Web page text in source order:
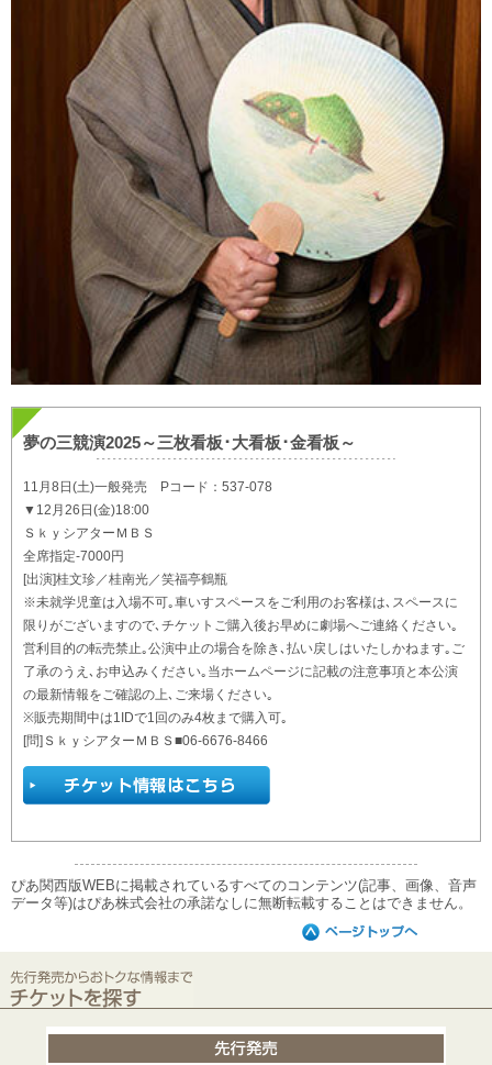
夢の三競演2025～三枚看板･大看板･金看板～
11月8日(土)一般発売 Pコード：537-078
▼12月26日(金)18:00
ＳｋｙシアターＭＢＳ
全席指定-7000円
[出演]桂文珍／桂南光／笑福亭鶴瓶
※未就学児童は入場不可｡車いすスペースをご利用のお客様は､スペースに
限りがございますので､チケットご購入後お早めに劇場へご連絡ください｡
営利目的の転売禁止｡公演中止の場合を除き､払い戻しはいたしかねます｡ご
了承のうえ､お申込みください｡当ホームページに記載の注意事項と本公演
の最新情報をご確認の上､ご来場ください｡
※販売期間中は1IDで1回のみ4枚まで購入可｡
[問]ＳｋｙシアターＭＢＳ■06-6676-8466
ぴあ関西版WEBに掲載されているすべてのコンテンツ(記事、画像、音声
データ等)はぴあ株式会社の承諾なしに無断転載することはできません。